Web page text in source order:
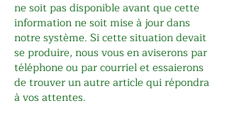
ne soit pas disponible avant que cette
information ne soit mise à jour dans
notre système. Si cette situation devait
se produire, nous vous en aviserons par
téléphone ou par courriel et essaierons
de trouver un autre article qui répondra
à vos attentes.